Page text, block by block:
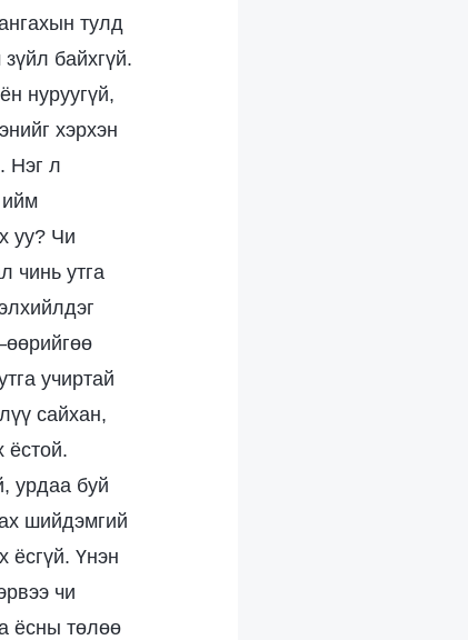
тулд
байхгүй.
нуруугүй,
хэрхэн
Нэг л
ийм
уу? Чи
чинь утга
учиртай
сайхан,
ёстой.
урдаа буй
шийдэмгий
ёсгүй. Үнэн
чи
ёсны төлөө